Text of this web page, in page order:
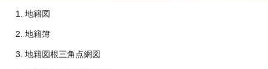
地籍図
地籍簿
地籍図根三角点網図